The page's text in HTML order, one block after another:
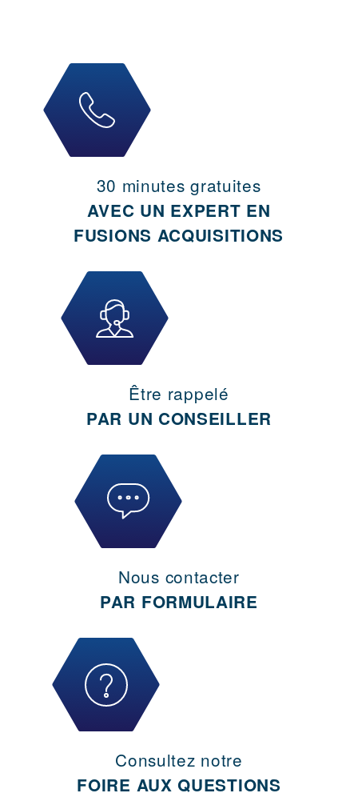
30 minutes gratuites
AVEC UN EXPERT EN
FUSIONS ACQUISITIONS
Être rappelé
PAR UN CONSEILLER
Nous contacter
PAR FORMULAIRE
Consultez notre
FOIRE AUX QUESTIONS